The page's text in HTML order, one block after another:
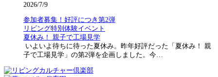
2026/7/9
参加者募集！好評につき第2弾
リビング特別体験イベント
夏休み！ 親子で工場見学
いよいよ待ちに待った夏休み。昨年好評だった「夏休み！ 親
子で工場見学」の第2弾を企画しました。今…